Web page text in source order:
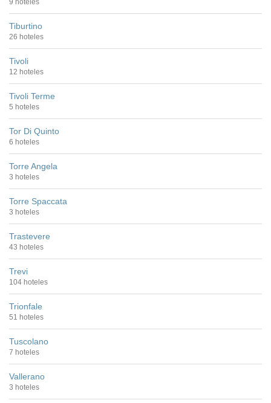
9 hoteles
Tiburtino
26 hoteles
Tivoli
12 hoteles
Tivoli Terme
5 hoteles
Tor Di Quinto
6 hoteles
Torre Angela
3 hoteles
Torre Spaccata
3 hoteles
Trastevere
43 hoteles
Trevi
104 hoteles
Trionfale
51 hoteles
Tuscolano
7 hoteles
Vallerano
3 hoteles